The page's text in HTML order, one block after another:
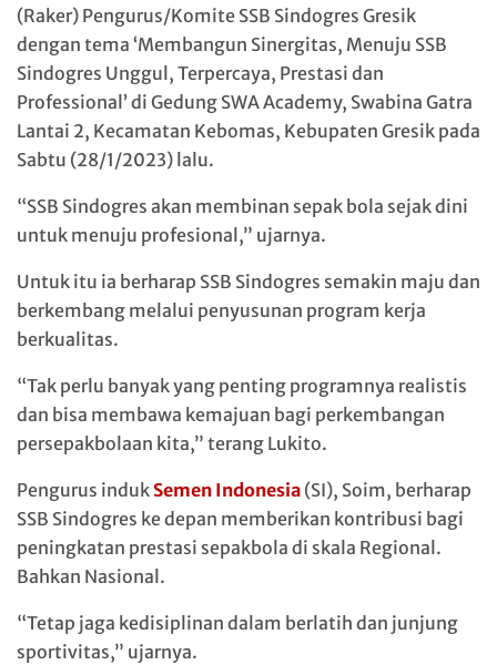
(Raker) Pengurus/Komite SSB Sindogres Gresik
dengan tema ‘Membangun Sinergitas, Menuju SSB
Sindogres Unggul, Terpercaya, Prestasi dan
Professional’ di Gedung SWA Academy, Swabina Gatra
Lantai 2, Kecamatan Kebomas, Kebupaten Gresik pada
Sabtu (28/1/2023) lalu.
“SSB Sindogres akan membinan sepak bola sejak dini
untuk menuju profesional,” ujarnya.
Untuk itu ia berharap SSB Sindogres semakin maju dan
berkembang melalui penyusunan program kerja
berkualitas.
“Tak perlu banyak yang penting programnya realistis
dan bisa membawa kemajuan bagi perkembangan
persepakbolaan kita,” terang Lukito.
Pengurus induk Semen Indonesia (SI), Soim, berharap
SSB Sindogres ke depan memberikan kontribusi bagi
peningkatan prestasi sepakbola di skala Regional.
Bahkan Nasional.
“Tetap jaga kedisiplinan dalam berlatih dan junjung
sportivitas,” ujarnya.